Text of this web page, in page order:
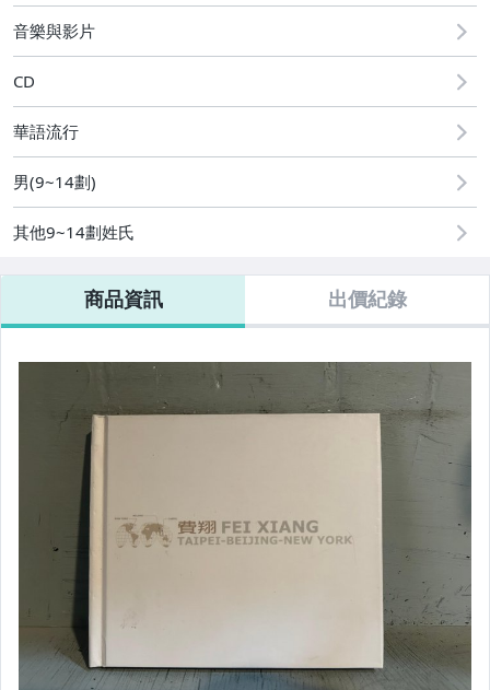
音樂與影片
CD
華語流行
男(9~14劃)
其他9~14劃姓氏
商品資訊 出價紀錄